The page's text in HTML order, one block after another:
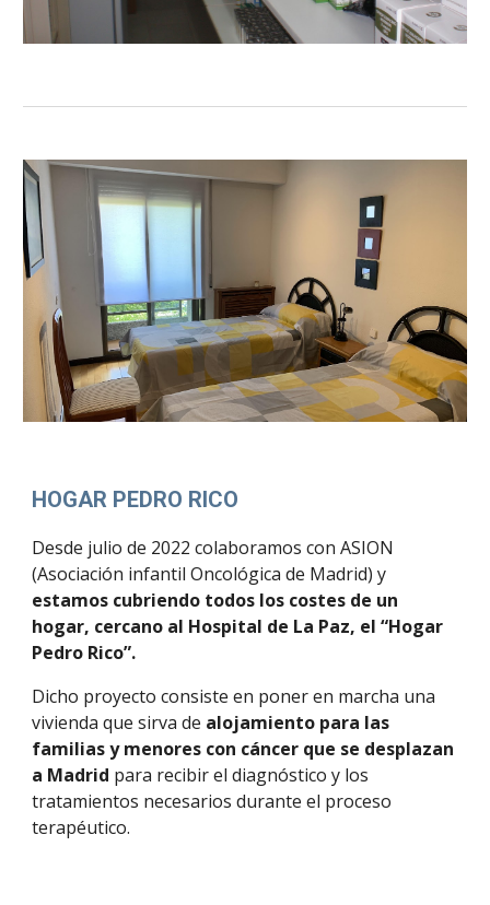
HOGAR PEDRO RICO
Desde julio de 2022 colaboramos con ASION
(Asociación infantil Oncológica de Madrid) y
estamos cubriendo todos los costes de un
hogar, cercano al Hospital de La Paz, el “Hogar
Pedro Rico”.
Dicho proyecto consiste en poner en marcha una
vivienda que sirva de alojamiento para las
familias y menores con cáncer que se desplazan
a Madrid para recibir el diagnóstico y los
tratamientos necesarios durante el proceso
terapéutico.